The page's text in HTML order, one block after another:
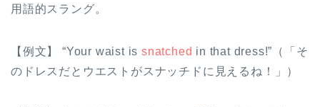
用語的スラング。
【例文】 “Your waist issnatched in that dress!”（「そ
のドレスだとウエストがスナッチドに見えるね！」）